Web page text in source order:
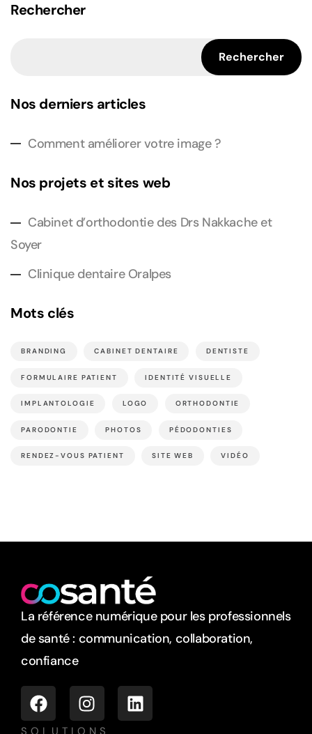
Rechercher
Rechercher
Nos derniers articles
Comment améliorer votre image ?
Nos projets et sites web
Cabinet d’orthodontie des Drs Nakkache et
Soyer
Clinique dentaire Oralpes
Mots clés
BRANDING CABINET DENTAIRE DENTISTE
FORMULAIRE PATIENT IDENTITÉ VISUELLE
IMPLANTOLOGIE LOGO ORTHODONTIE
PARODONTIE PHOTOS PÉDODONTIES
RENDEZ-VOUS PATIENT SITE WEB VIDÉO
La référence numérique pour les professionnels
de santé : communication, collaboration,
confiance